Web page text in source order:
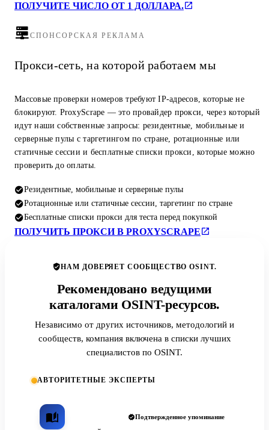
ПОЛУЧИТЕ ЧИСЛО ОТ 1 ДОЛЛАРА.
СПОНСОРСКАЯ РЕКЛАМА
Прокси-сеть, на которой работаем мы
Массовые проверки номеров требуют IP-адресов, которые не
блокируют. ProxyScrape — это провайдер прокси, через который
идут наши собственные запросы: резидентные, мобильные и
серверные пулы с таргетингом по стране, ротационные или
статичные сессии и бесплатные списки прокси, которые можно
проверить до оплаты.
Резидентные, мобильные и серверные пулы
Ротационные или статичные сессии, таргетинг по стране
Бесплатные списки прокси для теста перед покупкой
ПОЛУЧИТЬ ПРОКСИ В PROXYSCRAPE
НАМ ДОВЕРЯЕТ СООБЩЕСТВО OSINT.
Рекомендовано ведущими
каталогами OSINT-ресурсов.
Независимо от других источников, методологий и
сообществ, компания включена в списки лучших
специалистов по OSINT.
АВТОРИТЕТНЫЕ ЭКСПЕРТЫ
Подтвержденное упоминание